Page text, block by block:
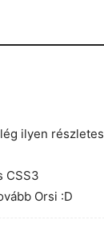
ilyen részletes
CSS3
Orsi :D